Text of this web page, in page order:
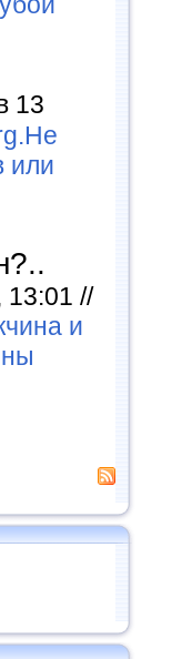
13
или
13:01 //
и